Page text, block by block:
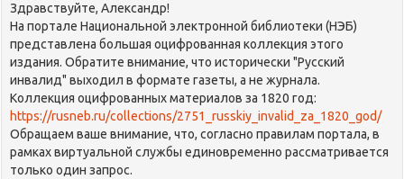
Здравствуйте, Александр!
На портале Национальной электронной библиотеки (НЭБ)
представлена большая оцифрованная коллекция этого
издания. Обратите внимание, что исторически "Русский
инвалид" выходил в формате газеты, а не журнала.
Коллекция оцифрованных материалов за 1820 год:
https://rusneb.ru/collections/2751_russkiy_invalid_za_1820_god/
Обращаем ваше внимание, что, согласно правилам портала, в
рамках виртуальной службы единовременно рассматривается
только один запрос.